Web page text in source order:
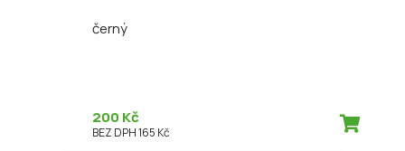
černý
200 Kč
BEZ DPH 165 Kč